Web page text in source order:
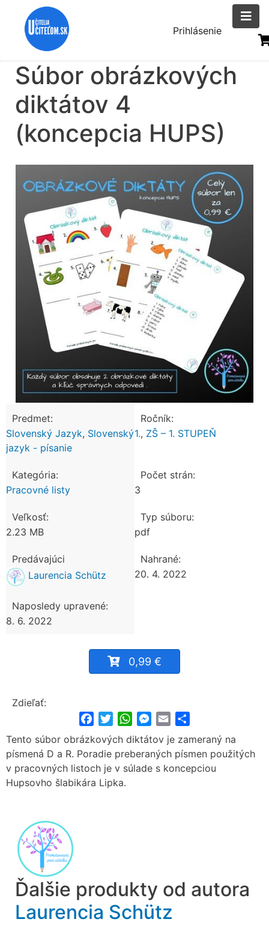
Menu
účtu
Prihlásenie
Súbor obrázkových
diktátov 4
(koncepcia HUPS)
Predmet:
Slovenský Jazyk, Slovenský
jazyk - písanie
Ročník:
1., ZŠ – 1. STUPEŇ
Kategória:
Pracovné listy
Počet strán:
3
Veľkosť:
2.23 MB
Typ súboru:
pdf
Predávajúci
Laurencia Schütz
Nahrané:
20. 4. 2022
Naposledy upravené:
8. 6. 2022
0,99 €
Zdieľať:
FacebookTwitterWhatsApp
Messenger
Email
Tento súbor obrázkových diktátov je zameraný na
písmená D a R. Poradie preberaných písmen použitých
v pracovných listoch je v súlade s koncepciou
Hupsovho šlabikára Lipka.
Ďalšie produkty od autora
Laurencia Schütz